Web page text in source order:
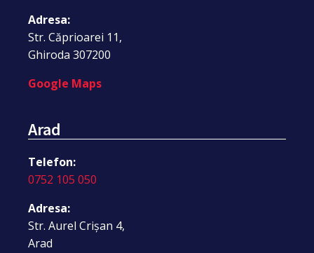
Adresa:
Str. Căprioarei 11,
Ghiroda 307200
Google Maps
Arad
Telefon:
0752 105 050
Adresa:
Str. Aurel Crișan 4,
Arad